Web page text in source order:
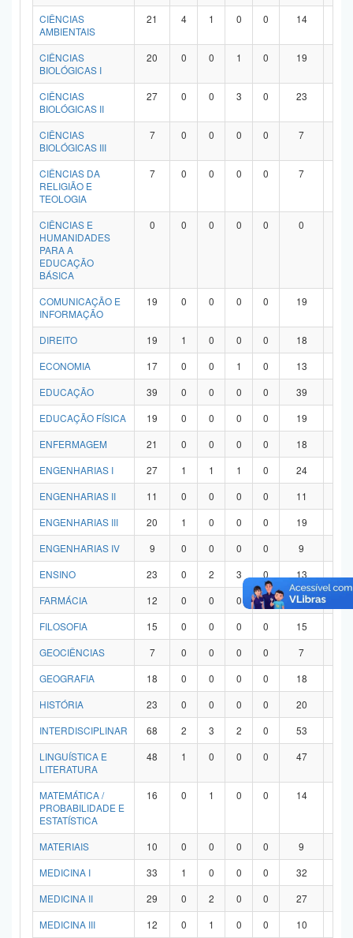
CIÊNCIAS
AMBIENTAIS
21 4 1 0 0 14
CIÊNCIAS
BIOLÓGICAS I
20 0 0 1 0 19
CIÊNCIAS
BIOLÓGICAS II
27 0 0 3 0 23
CIÊNCIAS
BIOLÓGICAS III
7 0 0 0 0 7
CIÊNCIAS DA
RELIGIÃO E
TEOLOGIA
7 0 0 0 0 7
CIÊNCIAS E
HUMANIDADES
PARA A
EDUCAÇÃO
BÁSICA
0 0 0 0 0 0
COMUNICAÇÃO E
INFORMAÇÃO
19 0 0 0 0 19
DIREITO 19 1 0 0 0 18
ECONOMIA
17 0 0 1 0 13
EDUCAÇÃO
39 0 0 0 0 39
EDUCAÇÃO FÍSICA
19 0 0 0 0 19
ENFERMAGEM
21 0 0 0 0 18
ENGENHARIAS I
27 1 1 1 0 24
ENGENHARIAS II
11 0 0 0 0 11
ENGENHARIAS III
20 1 0 0 0 19
ENGENHARIAS IV
9 0 0 0 0 9
ENSINO
23 0 2 3 0 13
FARMÁCIA
12 0 0 0 0 12
FILOSOFIA
15 0 0 0 0 15
GEOCIÊNCIAS
7 0 0 0 0 7
GEOGRAFIA
18 0 0 0 0 18
HISTÓRIA
23 0 0 0 0 20
INTERDISCIPLINAR
68 2 3 2 0 53
LINGUÍSTICA E
LITERATURA
48 1 0 0 0 47
MATEMÁTICA /
PROBABILIDADE E
ESTATÍSTICA
16 0 1 0 0 14
MATERIAIS 10 0 0 0 0 9
MEDICINA I
33 1 0 0 0 32
MEDICINA II
29 0 2 0 0 27
MEDICINA III
12 0 1 0 0 10